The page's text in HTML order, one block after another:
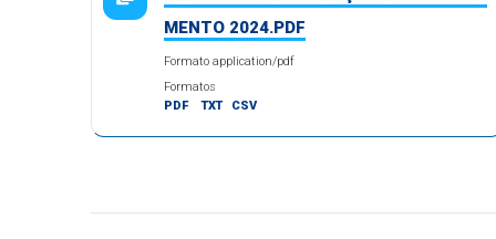
MENTO 2024.PDF
Formato application/pdf
Formatos
PDF
TXT CSV